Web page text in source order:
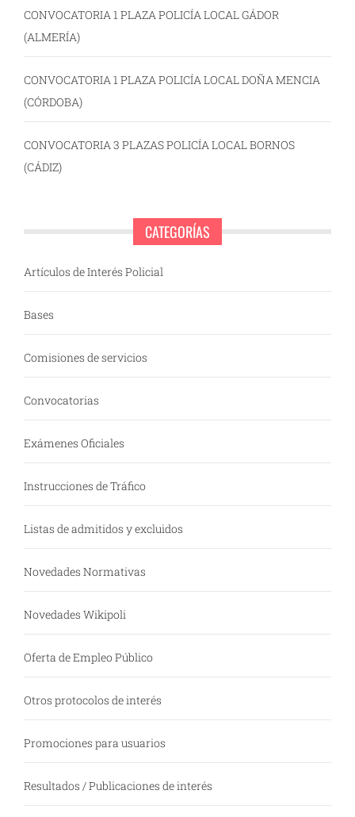
CONVOCATORIA 1 PLAZA POLICÍA LOCAL GÁDOR
(ALMERÍA)
CONVOCATORIA 1 PLAZA POLICÍA LOCAL DOÑA MENCIA
(CÓRDOBA)
CONVOCATORIA 3 PLAZAS POLICÍA LOCAL BORNOS
(CÁDIZ)
CATEGORÍAS
Artículos de Interés Policial
Bases
Comisiones de servicios
Convocatorias
Exámenes Oficiales
Instrucciones de Tráfico
Listas de admitidos y excluidos
Novedades Normativas
Novedades Wikipoli
Oferta de Empleo Público
Otros protocolos de interés
Promociones para usuarios
Resultados / Publicaciones de interés